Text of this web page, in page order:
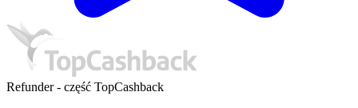
Refunder - część TopCashback